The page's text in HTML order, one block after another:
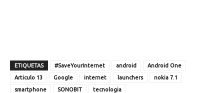
ETIQUETAS #SaveYourInternet android
Android One
Articulo 13
Google internet launchers
nokia 7.1
smartphone
SONOBIT tecnologia